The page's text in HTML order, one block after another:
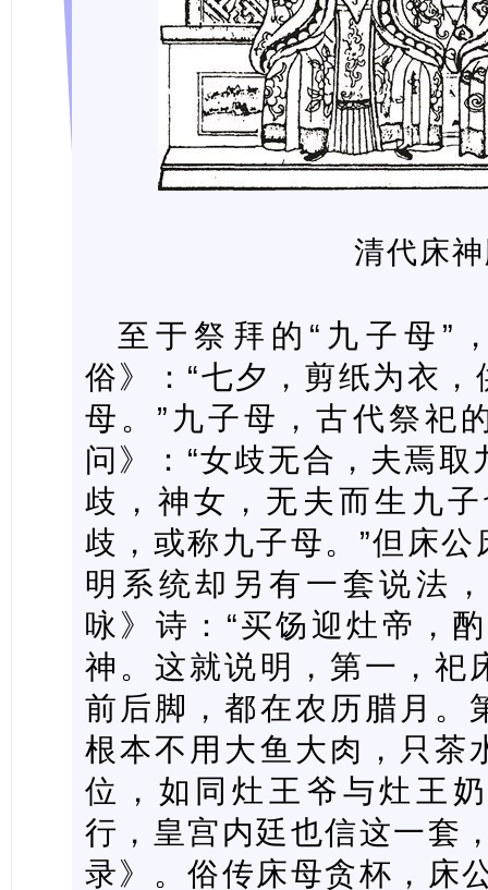
清代床
至于祭拜的“九子母”
俗》：“七夕，剪纸为衣
母。”九子母，古代祭祀
问》：“女歧无合，夫焉取
歧，神女，无夫而生九
歧，或称九子母。”但床
明系统却另有一套说法
咏》诗：“买饧迎灶帝，
神。这就说明，第一，祀
前后脚，都在农历腊月。
根本不用大鱼大肉，只茶
位，如同灶王爷与灶王
行，皇宫内廷也信这一套
录》。俗传床母贪杯，床